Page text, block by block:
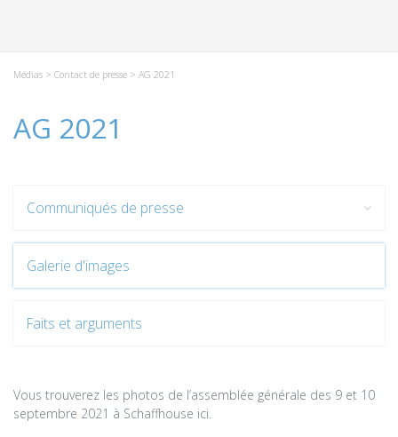
Médias > Contact de presse > AG 2021
AG 2021
Communiqués de presse
Galerie d'images
Faits et arguments
Vous trouverez les photos de l’assemblée générale des 9 et 10
septembre 2021 à Schaffhouse ici.